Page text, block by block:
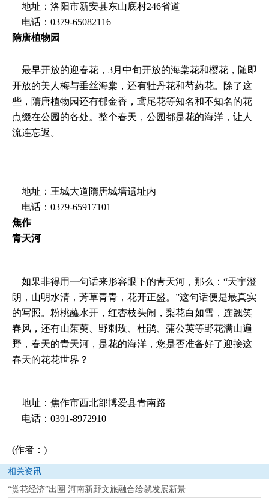
地址：洛阳市新安县东山底村246省道
电话：0379-65082116
隋唐植物园
最早开放的迎春花，3月中旬开放的海棠花和樱花，随即
开放的美人梅与垂丝海棠，还有牡丹花和芍药花。除了这
些，隋唐植物园还有郁金香，鸢尾花等知名和不知名的花
点缀在公园的各处。整个春天，公园都是花的海洋，让人
流连忘返。
地址：王城大道隋唐城墙遗址内
电话：0379-65917101
焦作
青天河
如果非得用一句话来形容眼下的青天河，那么：“天宇澄
朗，山明水清，芳草青青，花开正盛。”这句话便是最真实
的写照。粉桃蘸水开，红杏枝头闹，梨花白如雪，连翘笑
春风，还有山茱萸、野刺玫、杜鹃、蒲公英等野花满山遍
野，春天的青天河，是花的海洋，您是否准备好了迎接这
春天的花花世界？
地址：焦作市西北部博爱县青南路
电话：0391-8972910
(作者：)
相关资讯
“赏花经济”出圈 河南新野文旅融合绘就发展新景